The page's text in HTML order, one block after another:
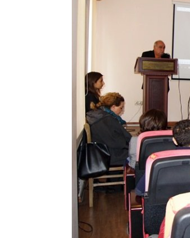
Larger